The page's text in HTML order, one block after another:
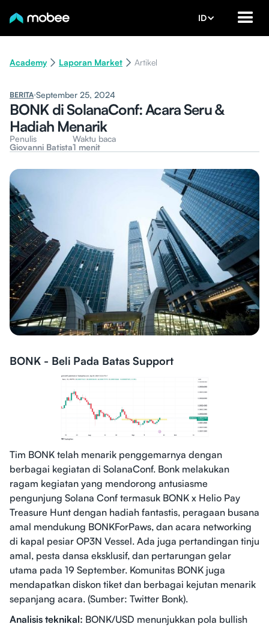
ID
Academy Laporan Market Artikel
BERITA September 25, 2024
BONK di SolanaConf: Acara Seru &
Hadiah Menarik
Penulis
Giovanni Batista
Waktu baca
1 menit
BONK - Beli Pada Batas Support
Tim BONK telah menarik penggemarnya dengan
berbagai kegiatan di SolanaConf. Bonk melakukan
ragam kegiatan yang mendorong antusiasme
pengunjung Solana Conf termasuk BONK x Helio Pay
Treasure Hunt dengan hadiah fantastis, peragaan busana
amal mendukung BONKForPaws, dan acara networking
di kapal pesiar OP3N Vessel. Ada juga pertandingan tinju
amal, pesta dansa eksklusif, dan pertarungan gelar
utama pada 19 September. Komunitas BONK juga
mendapatkan diskon tiket dan berbagai kejutan menarik
sepanjang acara. (Sumber: Twitter Bonk).
Analisis teknikal: BONK/USD menunjukkan pola bullish